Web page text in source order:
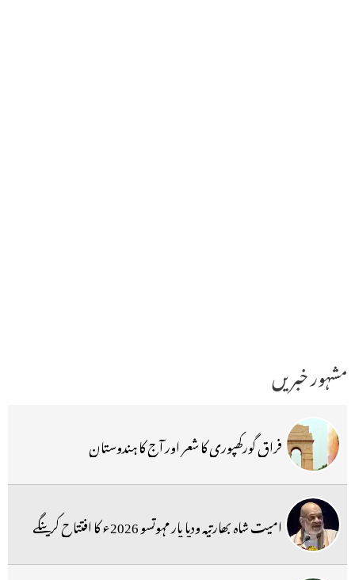
مشہور خبریں
فراق گورکھپوری کا شعر اور آج کا ہندوستان
امیت شاہ بھارتیہ ودیا پار مہوتسو 2026ء کا افتتاح کرینگے